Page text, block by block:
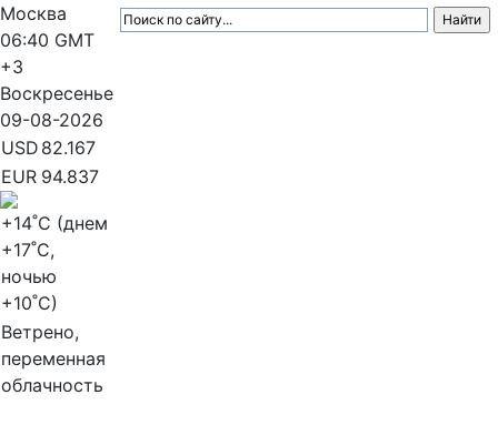
Москва
06:40 GMT
+3
Воскресенье
09-08-2026
USD 82.167
EUR 94.837
+14˚C (днем
+17˚C,
ночью
+10˚C)
Ветрено,
переменная
облачность